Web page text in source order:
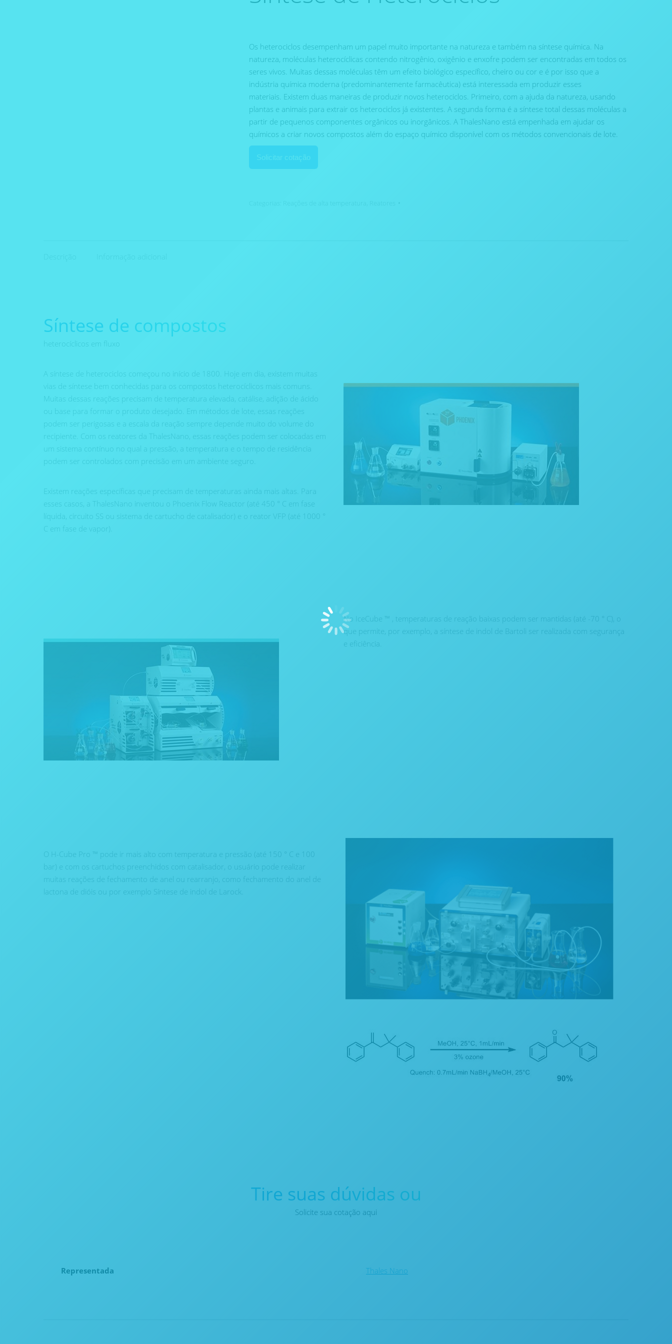
Os heterociclos desempenham um papel muito importante na natureza e também na síntese química. Na
natureza, moléculas heterocíclicas contendo nitrogênio, oxigênio e enxofre podem ser encontradas em todos os
seres vivos. Muitas dessas moléculas têm um efeito biológico específico, cheiro ou cor e é por isso que a
indústria química moderna (predominantemente farmacêutica) está interessada em produzir esses
materiais. Existem duas maneiras de produzir novos heterociclos. Primeiro, com a ajuda da natureza, usando
plantas e animais para extrair os heterociclos já existentes. A segunda forma é a síntese total dessas moléculas a
partir de pequenos componentes orgânicos ou inorgânicos. A ThalesNano está empenhada em ajudar os
químicos a criar novos compostos além do espaço químico disponível com os métodos convencionais de lote.
Solicitar cotação
Síntese de compostos
heterocíclicos em fluxo
A síntese de heterociclos começou no início de 1800. Hoje em dia, existem muitas
vias de síntese bem conhecidas para os compostos heterocíclicos mais comuns.
Muitas dessas reações precisam de temperatura elevada, catálise, adição de ácido
ou base para formar o produto desejado. Em métodos de lote, essas reações
podem ser perigosas e a escala da reação sempre depende muito do volume do
recipiente. Com os reatores da ThalesNano, essas reações podem ser colocadas em
um sistema contínuo no qual a pressão, a temperatura e o tempo de residência
podem ser controlados com precisão em um ambiente seguro.
Existem reações específicas que precisam de temperaturas ainda mais altas. Para
esses casos, a ThalesNano inventou o Phoenix Flow Reactor (até 450 ° C em fase
líquida, circuito SS ou sistema de cartucho de catalisador) e o reator VFP (até 1000 °
C em fase de vapor).
No IceCube ™ , temperaturas de reação baixas podem ser mantidas (até -70 ° C), o
que permite, por exemplo, a síntese de indol de Bartoli ser realizada com segurança
e eficiência.
O H-Cube Pro ™ pode ir mais alto com temperatura e pressão (até 150 ° C e 100
bar) e com os cartuchos preenchidos com catalisador, o usuário pode realizar
muitas reações de fechamento de anel ou rearranjo, como fechamento do anel de
lactona de dióis ou por exemplo Síntese de indol de Larock.
Tire suas dúvidas ou
Solicite sua cotação aqui
Representada Thales Nano